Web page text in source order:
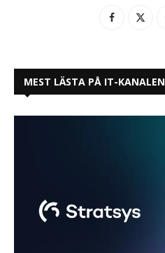
MEST LÄSTA PÅ IT-KANALEN